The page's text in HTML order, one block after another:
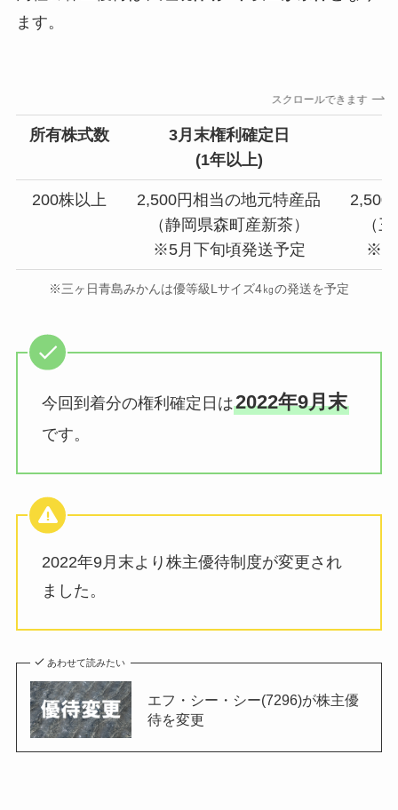
ます。
スクロールできます
所有株式数
3月末権利確定日
(1年以上)
200株以上
2,500円相当の地元特産品
（静岡県森町産新茶）
※5月下旬頃発送予定
2,500
（
※1
※三ヶ日青島みかんは優等級Lサイズ4㎏の発送を予定
今回到着分の権利確定日は2022年9月末
です。
2022年9月末より株主優待制度が変更され
ました。
あわせて読みたい
エフ・シー・シー(7296)が株主優
待を変更